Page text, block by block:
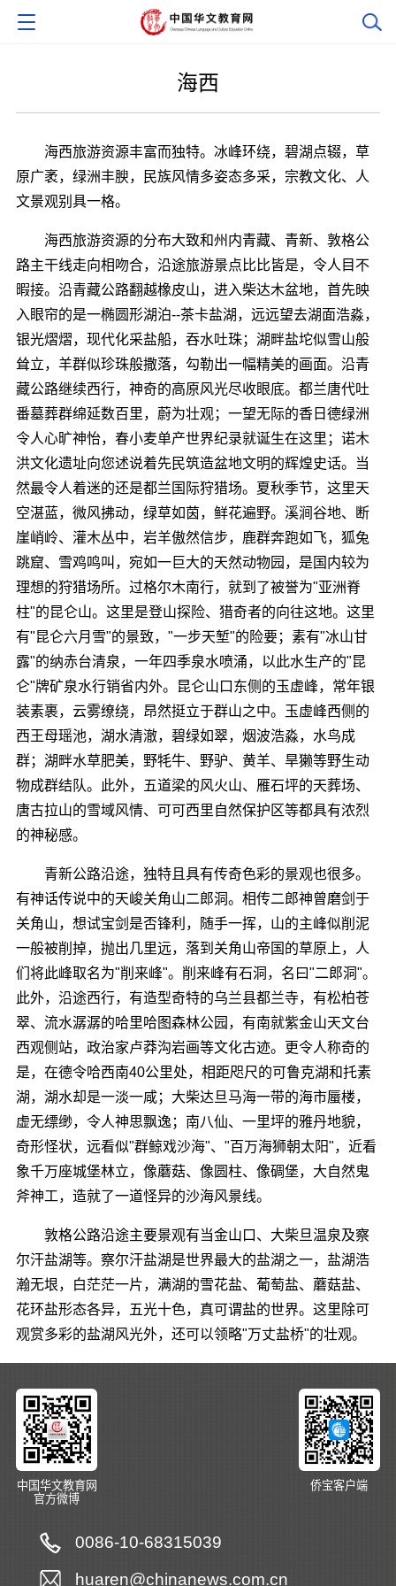
海西
海西旅游资源丰富而独特。冰峰环绕，碧湖点辍，草
原广袤，绿洲丰腴，民族风情多姿态多采，宗教文化、人
文景观别具一格。
海西旅游资源的分布大致和州内青藏、青新、敦格公
路主干线走向相吻合，沿途旅游景点比比皆是，令人目不
暇接。沿青藏公路翻越橡皮山，进入柴达木盆地，首先映
入眼帘的是一椭圆形湖泊--茶卡盐湖，远远望去湖面浩淼，
银光熠熠，现代化采盐船，吞水吐珠；湖畔盐坨似雪山般
耸立，羊群似珍珠般撒落，勾勒出一幅精美的画面。沿青
藏公路继续西行，神奇的高原风光尽收眼底。都兰唐代吐
番墓葬群绵延数百里，蔚为壮观；一望无际的香日德绿洲
令人心旷神怡，春小麦单产世界纪录就诞生在这里；诺木
洪文化遗址向您述说着先民筑造盆地文明的辉煌史话。当
然最令人着迷的还是都兰国际狩猎场。夏秋季节，这里天
空湛蓝，微风拂动，绿草如茵，鲜花遍野。溪涧谷地、断
崖峭岭、灌木丛中，岩羊傲然信步，鹿群奔跑如飞，狐兔
跳窟、雪鸡鸣叫，宛如一巨大的天然动物园，是国内较为
理想的狩猎场所。过格尔木南行，就到了被誉为"亚洲脊
柱"的昆仑山。这里是登山探险、猎奇者的向往这地。这里
有"昆仑六月雪"的景致，"一步天堑"的险要；素有"冰山甘
露"的纳赤台清泉，一年四季泉水喷涌，以此水生产的"昆
仑"牌矿泉水行销省内外。昆仑山口东侧的玉虚峰，常年银
装素裹，云雾缭绕，昂然挺立于群山之中。玉虚峰西侧的
西王母瑶池，湖水清澈，碧绿如翠，烟波浩淼，水鸟成
群；湖畔水草肥美，野牦牛、野驴、黄羊、旱獭等野生动
物成群结队。此外，五道梁的风火山、雁石坪的天葬场、
唐古拉山的雪域风情、可可西里自然保护区等都具有浓烈
的神秘感。
青新公路沿途，独特且具有传奇色彩的景观也很多。
有神话传说中的天峻关角山二郎洞。相传二郎神曾磨剑于
关角山，想试宝剑是否锋利，随手一挥，山的主峰似削泥
一般被削掉，抛出几里远，落到关角山帝国的草原上，人
们将此峰取名为"削来峰"。削来峰有石洞，名曰"二郎洞"。
此外，沿途西行，有造型奇特的乌兰县都兰寺，有松柏苍
翠、流水潺潺的哈里哈图森林公园，有南就紫金山天文台
西观侧站，政治家卢莽沟岩画等文化古迹。更令人称奇的
是，在德令哈西南40公里处，相距咫尺的可鲁克湖和托素
湖，湖水却是一淡一咸；大柴达旦马海一带的海市蜃楼，
虚无缥缈，令人神思飘逸；南八仙、一里坪的雅丹地貌，
奇形怪状，远看似"群鲸戏沙海"、"百万海狮朝太阳"，近看
象千万座城堡林立，像蘑菇、像圆柱、像碉堡，大自然鬼
斧神工，造就了一道怪异的沙海风景线。
敦格公路沿途主要景观有当金山口、大柴旦温泉及察
尔汗盐湖等。察尔汗盐湖是世界最大的盐湖之一，盐湖浩
瀚无垠，白茫茫一片，满湖的雪花盐、葡萄盐、蘑菇盐、
花环盐形态各异，五光十色，真可谓盐的世界。这里除可
观赏多彩的盐湖风光外，还可以领略"万丈盐桥"的壮观。
中国华文教育网
官方微博
侨宝客户端
0086-10-68315039
huaren@chinanews.com.cn